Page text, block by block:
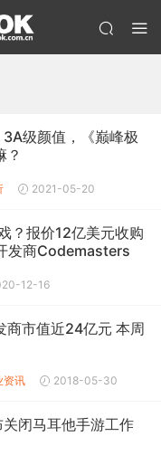
3A级颜值，《巅峰极
？
2021-05-20
？报价12亿美元收购
发商Codemasters
12-16
商市值近24亿元 本周
资讯 2018-05-30
闭马耳他手游工作